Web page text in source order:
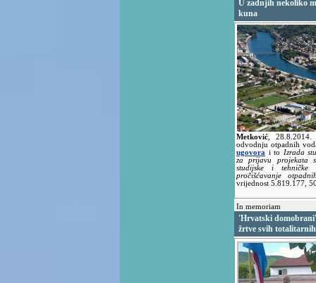
U zadnjih nekoliko
kuna
Metković
odvodnju otpadnih
ugovora i to
Izrada
za prijavu projekata
studijske i tehničke
pročišćavanje
vrijednost 5.819.177,
In memoriam
'Hrvatski
žrtve svih